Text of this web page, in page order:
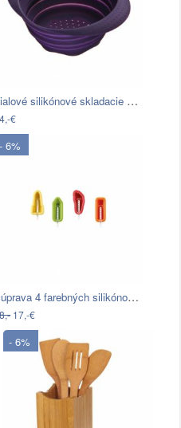
Fialové silikónové skladacie sito…
€
- 6%
Súprava 4 farebných silikónových foriem…
17,-€
- 6%